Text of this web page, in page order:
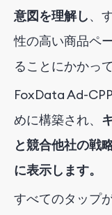
意図を理解し、
性の高い商品ペ
ることにかかっ
FoxData Ad-
めに構築され、
と競合他社の戦
に表示します。
すべてのタップ